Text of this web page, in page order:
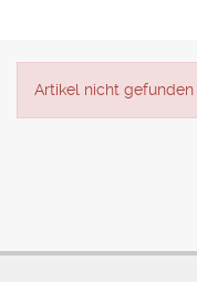
Artikel nicht gefunden